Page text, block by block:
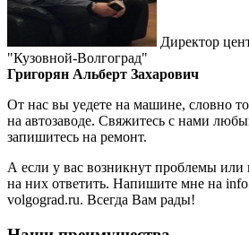
Директор
"Кузовной-Волгоград"
Григорян Альберт Захарович
От нас вы уедете на машине, словно
на автозаводе. Свяжитесь с нами
запишитесь на ремонт.
А если у вас возникнут проблемы или
на них ответить. Напишите мне на
volgograd.ru. Всегда Вам рады!